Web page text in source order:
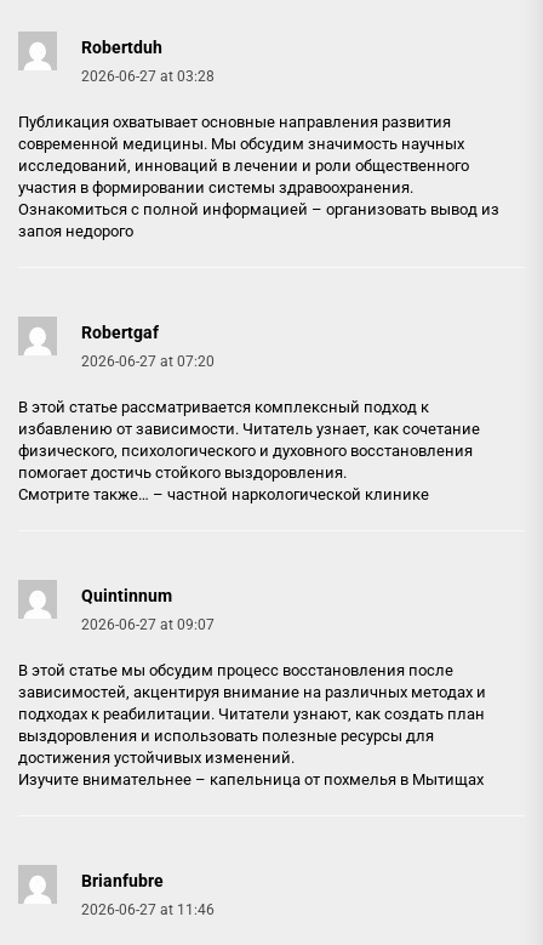
Robertduh
2026-06-27 at 03:28
Публикация охватывает основные направления развития
современной медицины. Мы обсудим значимость научных
исследований, инноваций в лечении и роли общественного
участия в формировании системы здравоохранения.
Ознакомиться с полной информацией – организовать вывод из
запоя недорого
Robertgaf
2026-06-27 at 07:20
В этой статье рассматривается комплексный подход к
избавлению от зависимости. Читатель узнает, как сочетание
физического, психологического и духовного восстановления
помогает достичь стойкого выздоровления.
Смотрите также… – частной наркологической клинике
Quintinnum
2026-06-27 at 09:07
В этой статье мы обсудим процесс восстановления после
зависимостей, акцентируя внимание на различных методах и
подходах к реабилитации. Читатели узнают, как создать план
выздоровления и использовать полезные ресурсы для
достижения устойчивых изменений.
Изучите внимательнее – капельница от похмелья в Мытищах
Brianfubre
2026-06-27 at 11:46